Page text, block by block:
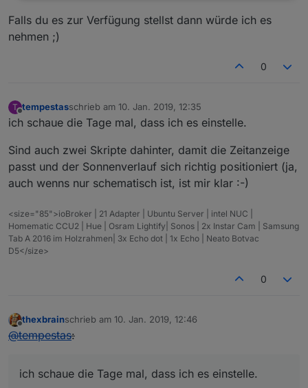
Falls du es zur Verfügung stellst dann würde ich es
nehmen ;)
0
T
Offline
tempestasschrieb am 10. Jan. 2019, 12:35
zuletzt editiert von
ich schaue die Tage mal, dass ich es einstelle.
Sind auch zwei Skripte dahinter, damit die Zeitanzeige
passt und der Sonnenverlauf sich richtig positioniert (ja,
auch wenns nur schematisch ist, ist mir klar :-)
<size="85">ioBroker | 21 Adapter | Ubuntu Server | intel NUC |
Homematic CCU2 | Hue | Osram Lightify| Sonos | 2x Instar Cam | Samsung
Tab A 2016 im Holzrahmen| 3x Echo dot | 1x Echo | Neato Botvac
D5</size>
0
Offline
thexbrainschrieb am 10. Jan. 2019, 12:46
zuletzt editiert von
@tempestas:
ich schaue die Tage mal, dass ich es einstelle.